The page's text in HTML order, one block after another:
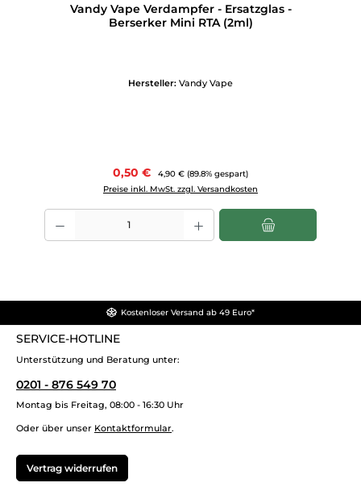
Vandy Vape Verdampfer - Ersatzglas -
Berserker Mini RTA (2ml)
Hersteller: Vandy Vape
Verkaufspreis:
0,50 € Regulärer Preis:
4,90 € (89.8% gespart)
Preise inkl. MwSt. zzgl. Versandkosten
Produkt Anzahl: Gib den gewünschten Wert ein oder benutze die
Kostenloser Versand ab 49 Euro*
SERVICE-HOTLINE
Unterstützung und Beratung unter:
0201 - 876 549 70
Montag bis Freitag, 08:00 - 16:30 Uhr
Oder über unser Kontaktformular.
Vertrag widerrufen